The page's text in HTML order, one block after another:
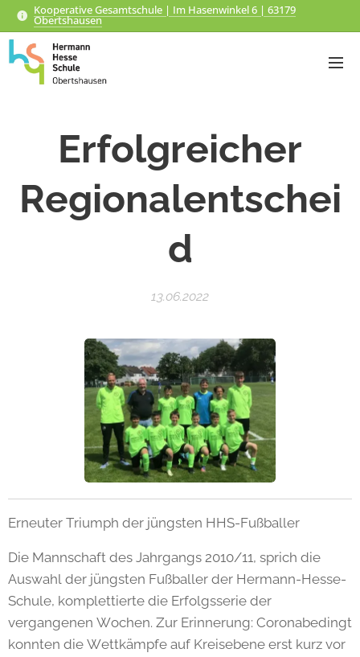
Kooperative Gesamtschule | Im Hasenwinkel 6 | 63179
Obertshausen
Erfolgreicher
Regionalentschei
d
13.06.2022
Erneuter Triumph der jüngsten HHS-Fußballer
Die Mannschaft des Jahrgangs 2010/11, sprich die
Auswahl der jüngsten Fußballer der Hermann-Hesse-
Schule, komplettierte die Erfolgsserie der
vergangenen Wochen. Zur Erinnerung: Coronabedingt
konnten die Wettkämpfe auf Kreisebene erst kurz vor